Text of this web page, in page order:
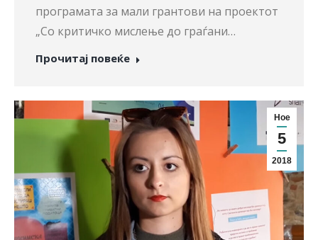
програмата за мали грантови на проектот
„Со критичко мислење до граѓани…
Прочитај повеќе
Ное
5
2018